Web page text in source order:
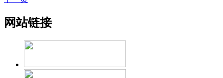
网站链接